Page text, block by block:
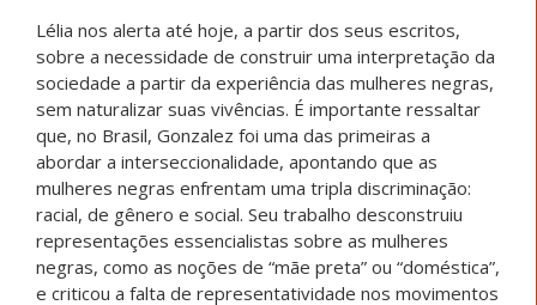
Lélia nos alerta até hoje, a partir dos seus escritos,
sobre a necessidade de construir uma interpretação da
sociedade a partir da experiência das mulheres negras,
sem naturalizar suas vivências. É importante ressaltar
que, no Brasil, Gonzalez foi uma das primeiras a
abordar a interseccionalidade, apontando que as
mulheres negras enfrentam uma tripla discriminação:
racial, de gênero e social. Seu trabalho desconstruiu
representações essencialistas sobre as mulheres
negras, como as noções de “mãe preta” ou “doméstica”,
e criticou a falta de representatividade nos movimentos